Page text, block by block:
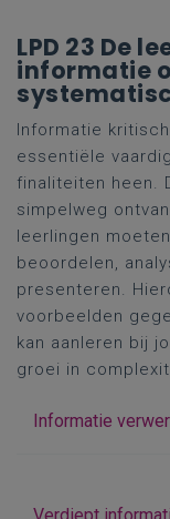
LPD 23 De
informatie
Informatie
essentiële
finaliteiten heen.
simpelweg
leerlingen
beoordelen,
presenteren.
voorbeelden
kan aanleren bij
groei in
Informatie